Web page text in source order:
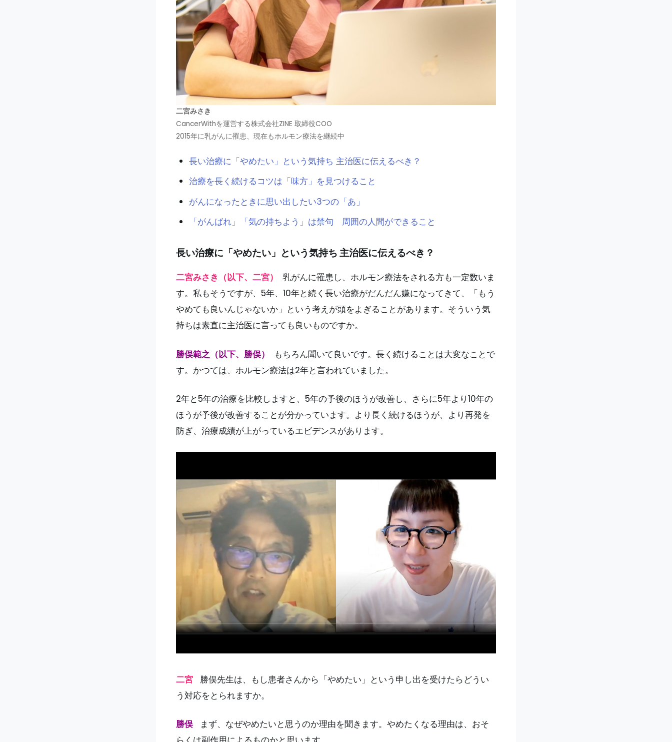
二宮みさき
CancerWithを運営する株式会社ZINE 取締役COO
2015年に乳がんに罹患、現在もホルモン療法を継続中
長い治療に「やめたい」という気持ち 主治医に伝えるべき？
治療を長く続けるコツは「味方」を見つけること
がんになったときに思い出したい3つの「あ」
「がんばれ」「気の持ちよう」は禁句 周囲の人間ができること
長い治療に「やめたい」という気持ち 主治医に伝えるべき？
二宮みさき（以下、二宮）
乳がんに罹患し、ホルモン療法をされる方も一定数いま
す。私もそうですが、5年、10年と続く長い治療がだんだん嫌になってきて、「もう
やめても良いんじゃないか」という考えが頭をよぎることがあります。そういう気
持ちは素直に主治医に言っても良いものですか。
勝俣範之（以下、勝俣）
もちろん聞いて良いです。長く続けることは大変なことで
す。かつては、ホルモン療法は2年と言われていました。
2年と5年の治療を比較しますと、5年の予後のほうが改善し、さらに5年より10年の
ほうが予後が改善することが分かっています。より長く続けるほうが、より再発を
防ぎ、治療成績が上がっているエビデンスがあります。
二宮
勝俣先生は、もし患者さんから「やめたい」という申し出を受けたらどうい
う対応をとられますか。
勝俣
まず、なぜやめたいと思うのか理由を聞きます。やめたくなる理由は、おそ